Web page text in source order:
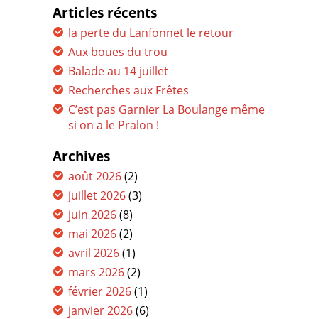
Articles récents
la perte du Lanfonnet le retour
Aux boues du trou
Balade au 14 juillet
Recherches aux Frêtes
C’est pas Garnier La Boulange même
si on a le Pralon !
Archives
août 2026(2)
juillet 2026(3)
juin 2026(8)
mai 2026(2)
avril 2026(1)
mars 2026(2)
février 2026(1)
janvier 2026(6)